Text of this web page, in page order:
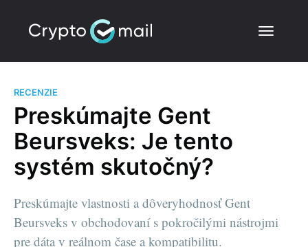
RECENZIE
Preskúmajte Gent
Beursveks: Je tento
systém skutočný?
Preskúmajte vlastnosti a dôveryhodnosť Gent
Beursveks v obchodovaní s pokročilými nástrojmi
pre dáta v reálnom čase a kompatibilitu.